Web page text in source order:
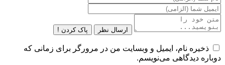
ارسال نظر پاک کردن !
ذخیره نام، ایمیل و وبسایت من در مرورگر برای زمانی که
دوباره دیدگاهی می‌نویسم.